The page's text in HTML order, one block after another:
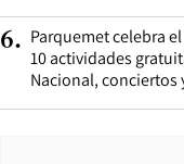
6. Parquemet celebra
10 actividades
Nacional, conciertos